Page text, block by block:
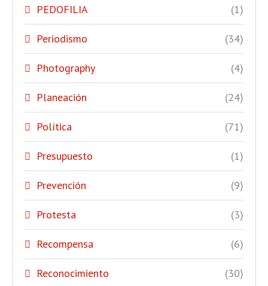
PEDOFILIA (1)
Periodismo (34)
Photography (4)
Planeación (24)
Política (71)
Presupuesto (1)
Prevención (9)
Protesta (3)
Recompensa (6)
Reconocimiento (30)